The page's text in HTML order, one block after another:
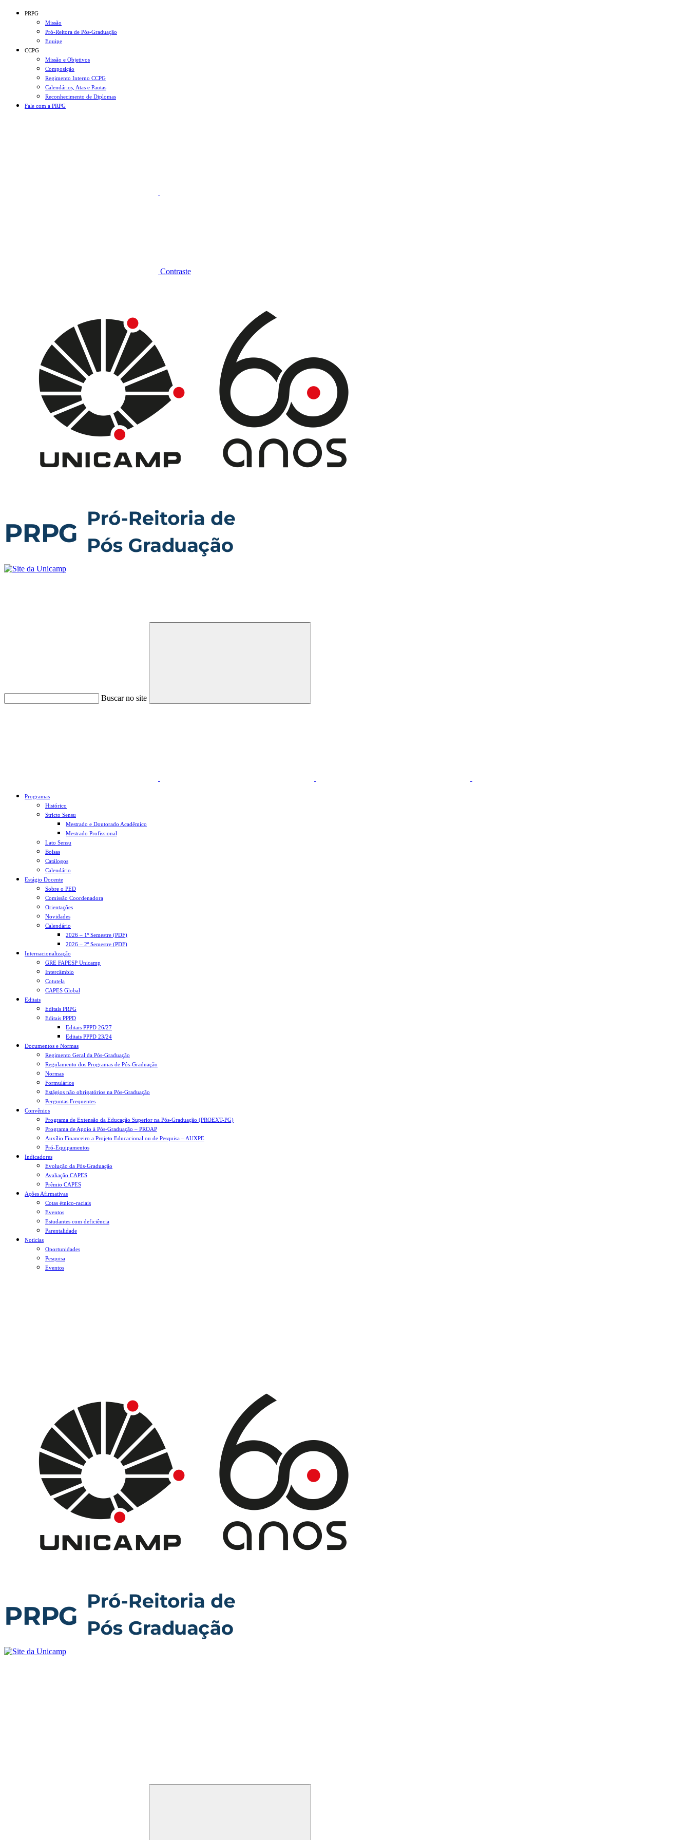
Conteúdo principal
PRPG
Missão
Pró-Reitora de Pós-Graduação
Equipe
CCPG
Missão e Objetivos
Composição
Regimento Interno CCPG
Calendários, Atas e Pautas
Reconhecimento de Diplomas
Fale com a PRPG
Contraste
Buscar no site
Buscar
Programas
Histórico
Stricto Sensu
Mestrado e Doutorado Acadêmico
Mestrado Profissional
Lato Sensu
Bolsas
Catálogos
Calendário
Estágio Docente
Sobre o PED
Comissão Coordenadora
Orientações
Novidades
Calendário
2026 – 1º Semestre (PDF)
2026 – 2º Semestre (PDF)
Internacionalização
GRE FAPESP Unicamp
Intercâmbio
Cotutela
CAPES Global
Editais
Editais PRPG
Editais PPPD
Editais PPPD 26/27
Editais PPPD 23/24
Documentos e Normas
Regimento Geral da Pós-Graduação
Regulamento dos Programas de Pós-Graduação
Normas
Formulários
Estágios não obrigatórios na Pós-Graduação
Perguntas Frequentes
Convênios
Programa de Extensão da Educação Superior na Pós-Graduação (PROEXT-PG)
Programa de Apoio à Pós-Graduação – PROAP
Auxílio Financeiro a Projeto Educacional ou de Pesquisa – AUXPE
Pró-Equipamentos
Indicadores
Evolução da Pós-Graduação
Avaliação CAPES
Prêmio CAPES
Ações Afirmativas
Cotas étnico-raciais
Eventos
Estudantes com deficiência
Parentalidade
Notícias
Oportunidades
Pesquisa
Eventos